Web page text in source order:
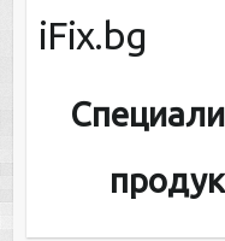
iFix.bg